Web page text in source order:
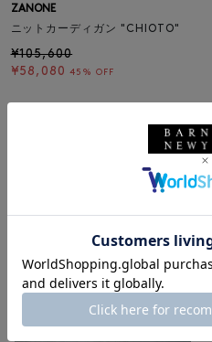
ZANONE
ニットカーディガン "CHIOTO"
¥105,600
¥58,080 45% OFF
1